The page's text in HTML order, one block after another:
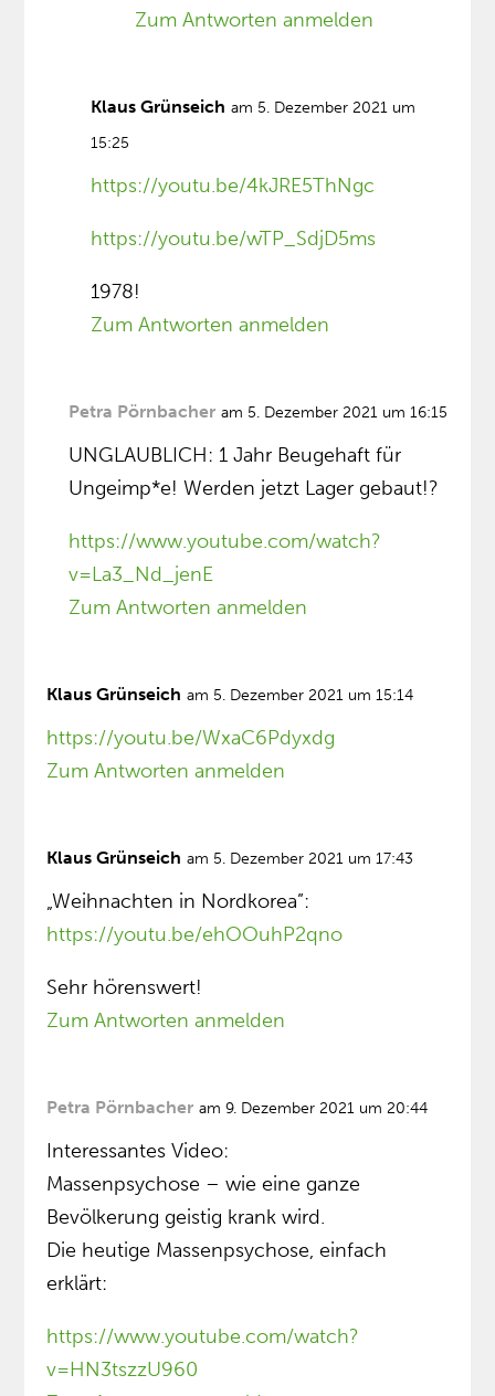
Zum Antworten anmelden
Klaus Grünseich am 5. Dezember 2021 um
15:25
https://youtu.be/4kJRE5ThNgc
https://youtu.be/wTP_SdjD5ms
1978!
Zum Antworten anmelden
Petra Pörnbacher am 5. Dezember 2021 um 16:15
UNGLAUBLICH: 1 Jahr Beugehaft für
Ungeimp*e! Werden jetzt Lager gebaut!?
https://www.youtube.com/watch?
v=La3_Nd_jenE
Zum Antworten anmelden
Klaus Grünseich am 5. Dezember 2021 um 15:14
https://youtu.be/WxaC6Pdyxdg
Zum Antworten anmelden
Klaus Grünseich am 5. Dezember 2021 um 17:43
„Weihnachten in Nordkorea”:
https://youtu.be/ehOOuhP2qno
Sehr hörenswert!
Zum Antworten anmelden
Petra Pörnbacher am 9. Dezember 2021 um 20:44
Interessantes Video:
Massenpsychose – wie eine ganze
Bevölkerung geistig krank wird.
Die heutige Massenpsychose, einfach
erklärt:
https://www.youtube.com/watch?
v=HN3tszzU960